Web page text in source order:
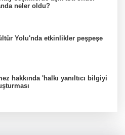
neler oldu?
Yolu'nda etkinlikler peşpeşe
hakkında 'halkı yanıltıcı bilgiyi